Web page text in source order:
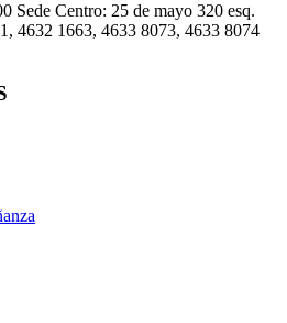
Sede Centro: 25 de mayo 320 esq.
4632 1663, 4633 8073, 4633 8074